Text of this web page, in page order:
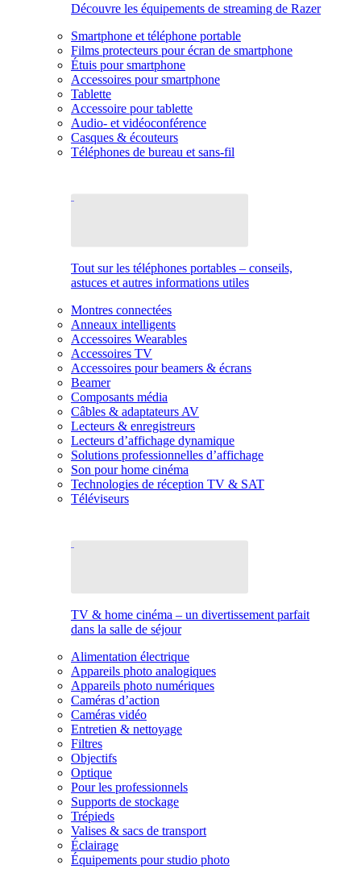
Découvre les équipements de streaming de Razer
Smartphone et téléphone portable
Films protecteurs pour écran de smartphone
Étuis pour smartphone
Accessoires pour smartphone
Tablette
Accessoire pour tablette
Audio- et vidéoconférence
Casques & écouteurs
Téléphones de bureau et sans-fil
Tout sur les téléphones portables – conseils,
astuces et autres informations utiles
Montres connectées
Anneaux intelligents
Accessoires Wearables
Accessoires TV
Accessoires pour beamers & écrans
Beamer
Composants média
Câbles & adaptateurs AV
Lecteurs & enregistreurs
Lecteurs d’affichage dynamique
Solutions professionnelles d’affichage
Son pour home cinéma
Technologies de réception TV & SAT
Téléviseurs
TV & home cinéma – un divertissement parfait
dans la salle de séjour
Alimentation électrique
Appareils photo analogiques
Appareils photo numériques
Caméras d’action
Caméras vidéo
Entretien & nettoyage
Filtres
Objectifs
Optique
Pour les professionnels
Supports de stockage
Trépieds
Valises & sacs de transport
Éclairage
Équipements pour studio photo